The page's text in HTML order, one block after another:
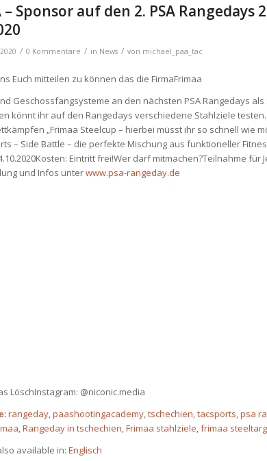
– Sponsor auf den 2. PSA Rangedays
/ 0 Kommentare / in News / von michael_paa_tac
Euch mitteilen zu können das die FirmaFrimaa
Geschossfangsysteme an den nächsten PSA Rangedays
könnt ihr auf den Rangedays verschiedene Stahlziele
„Frimaa Steelcup – hierbei müsst ihr so schnell wie
– Side Battle – die perfekte Mischung aus funktioneller
Eintritt frei!Wer darf mitmachen?Teilnahme
und Infos unterwww.psa-rangeday.de
LöschInstagram: @niconic.media
rangeday,paashootingacademy,tschechien,tacsports,psa
,Rangeday in tschechien,Frimaa stahlziele,frimaa
available in: Englisch